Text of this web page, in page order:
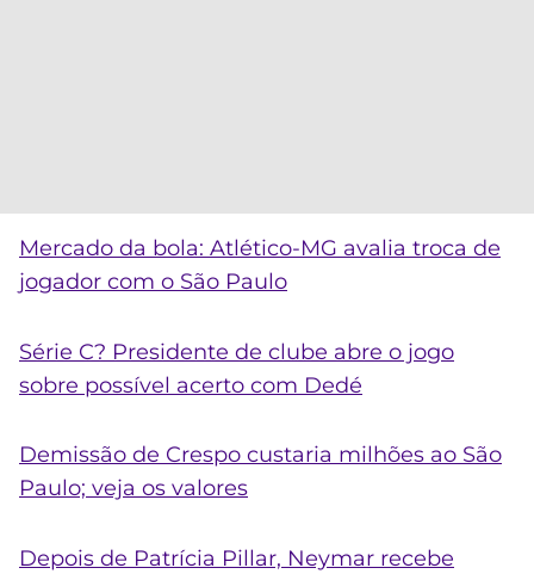
Mercado da bola: Atlético-MG avalia troca de
jogador com o São Paulo
Série C? Presidente de clube abre o jogo
sobre possível acerto com Dedé
Demissão de Crespo custaria milhões ao São
Paulo; veja os valores
Depois de Patrícia Pillar, Neymar recebe